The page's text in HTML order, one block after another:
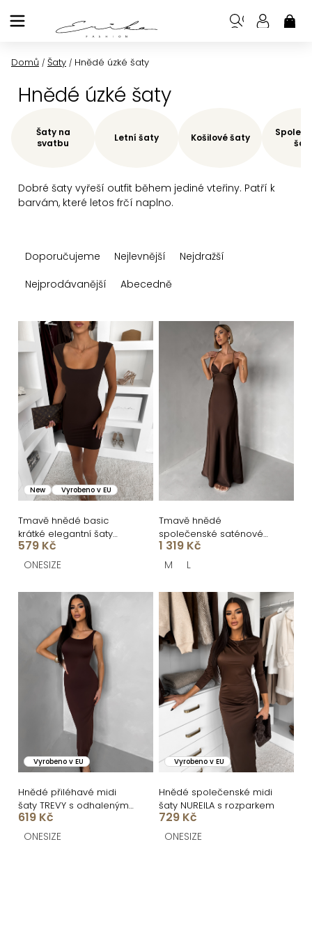
na
Domů / Šaty / Hnědé úzké šaty
Hnědé úzké šaty
Dobré šaty vyřeší outfit během jediné vteřiny. Patří k
barvám, které letos frčí naplno.
Šaty na
svatbu
Letní šaty Košilové šaty
a
n
í
r
o
d
u
t
ů
Doporučujeme Nejlevnější
Nejdražší
Nejprodávanější
Abecedně
ý
i
s
p
o
d
u
k
ů
New Vyrobeno v EU
Tmavě hnědé basic
krátké elegantní šaty
SOTARA
579 Kč
ONESIZE
Tmavě hnědé
společenské saténové
dlouhé šaty ZUNDARA
1 319 Kč
M L
Vyrobeno v EU
Hnědé přiléhavé midi
šaty TREVY s odhalenými
zády
619 Kč
ONESIZE
Vyrobeno v EU
Hnědé společenské midi
šaty NUREILA s rozparkem
729 Kč
ONESIZE